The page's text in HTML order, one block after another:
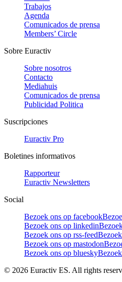
Trabajos
Agenda
Comunicados de prensa
Members’ Circle
Sobre Euractiv
Sobre nosotros
Contacto
Mediahuis
Comunicados de prensa
Publicidad Politica
Suscripciones
Euractiv Pro
Boletines informativos
Rapporteur
Euractiv Newsletters
Social
Bezoek ons op facebook
Bezoek ons op linkedin
Bezoek ons op rss-feed
Bezoek ons op mastodon
Bezoek ons op bluesky
© 2026 Euractiv ES. All rights